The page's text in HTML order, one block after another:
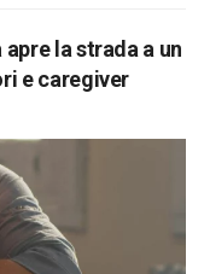
la strada a un
e caregiver